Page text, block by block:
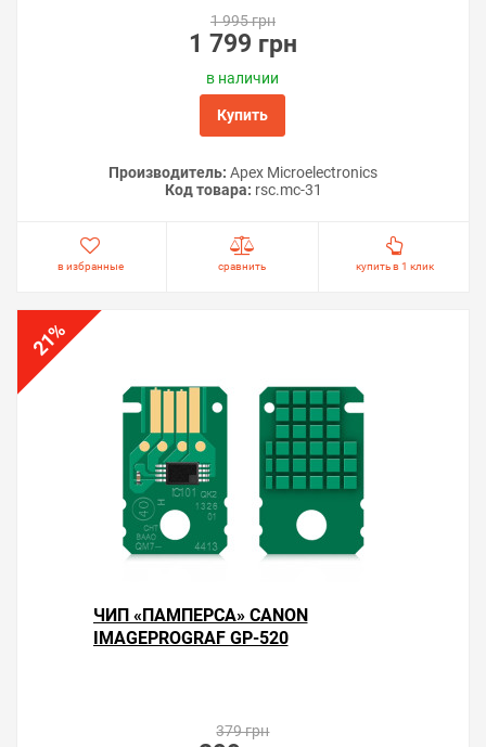
1 995 грн
1 799 грн
в наличии
Купить
Производитель: Apex Microelectronics
Код товара: rsс.mc-31
в избранные сравнить купить в 1 клик
21
%
ЧИП «ПАМПЕРСА» CANON
IMAGEPROGRAF GP-520
379 грн